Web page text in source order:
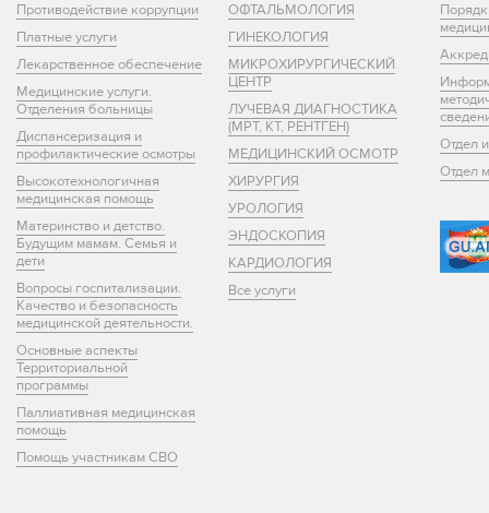
Противодействие коррупции
Платные услуги
Лекарственное обеспечение
Медицинские услуги.
Отделения больницы
Диспансеризация и
профилактические осмотры
Высокотехнологичная
медицинская помощь
Материнство и детство.
Будущим мамам. Семья и
дети
Вопросы госпитализации.
Качество и безопасность
медицинской деятельности.
Основные аспекты
Территориальной
программы
Паллиативная медицинская
помощь
Помощь участникам СВО
ОФТАЛЬМОЛОГИЯ
ГИНЕКОЛОГИЯ
МИКРОХИРУРГИЧЕСКИЙ
ЦЕНТР
ЛУЧЕВАЯ ДИАГНОСТИКА
(МРТ, КТ, РЕНТГЕН)
МЕДИЦИНСКИЙ ОСМОТР
ХИРУРГИЯ
УРОЛОГИЯ
ЭНДОСКОПИЯ
КАРДИОЛОГИЯ
Все услуги
Отдел
Отдел